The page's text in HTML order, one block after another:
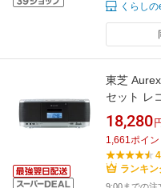
くらし
東芝
セット レ
18,280
1,661ポイン
ランキ